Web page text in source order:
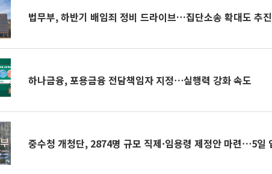
법무부, 하반기 배임죄 정비 드라이브…집단소송 확대도 추진
하나금융, 포용금융 전담책임자 지정⋯실행력 강화 속도
중수청 개청단, 2874명 규모 직제·임용령 제정안 마련⋯5일